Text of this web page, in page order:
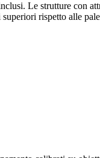
Le strutture con
rispetto alle